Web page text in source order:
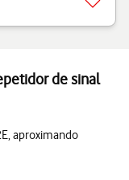
de sinal